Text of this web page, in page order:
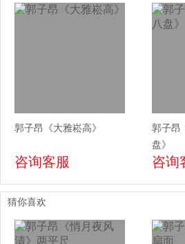
郭子昂《大雅崧高》
咨询客服
郭子昂
盘》
咨询
猜你喜欢